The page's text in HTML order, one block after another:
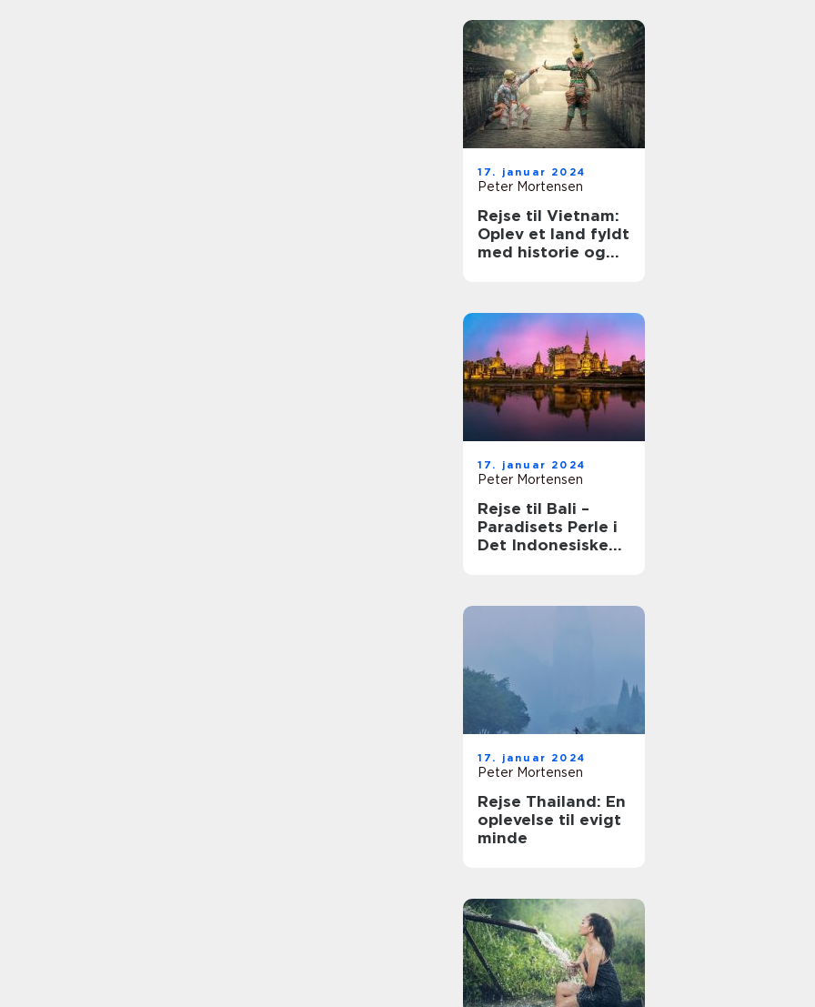
17. januar 2024
Peter Mortensen
Rejse til Vietnam:
Oplev et land fyldt
med historie og
17. januar 2024
Peter Mortensen
Rejse til Bali –
Paradisets Perle i
Det Indonesiske
17. januar 2024
Peter Mortensen
Rejse Thailand: En
oplevelse til evigt
minde